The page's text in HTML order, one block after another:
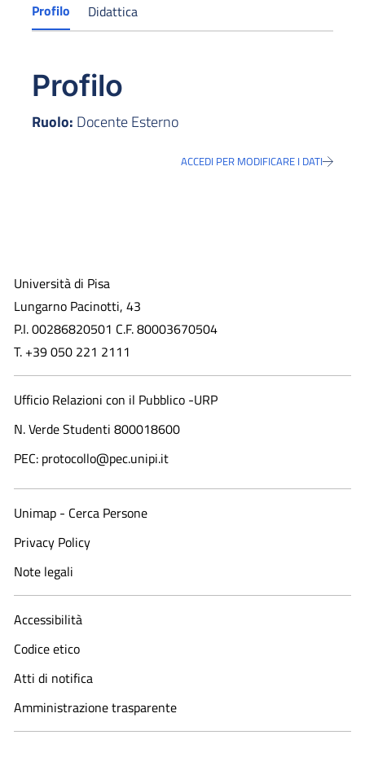
Profilo Didattica
Profilo
Ruolo: Docente Esterno
ACCEDI PER MODIFICARE I DATI
Università di Pisa
Lungarno Pacinotti, 43
P.I. 00286820501 C.F. 80003670504
T. +39 050 221 2111
Ufficio Relazioni con il Pubblico -URP
N. Verde Studenti 800018600​
PEC: protocollo@pec.unipi.it
Unimap - Cerca Persone
Privacy Policy
Note legali
Accessibilità
Codice etico
Atti di notifica
Amministrazione trasparente